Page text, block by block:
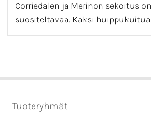
Corriedalen ja Merinon sekoitus
suositeltavaa. Kaksi huippukuitua
Tuoteryhmät